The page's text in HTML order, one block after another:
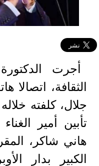
أجرت
الثقافة، اتصالا
جلال، كلفته
تأبين أمير
هاني شاكر،
الكبير بدار